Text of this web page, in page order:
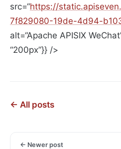
src=“https://
7f829080-19de-4d94-
alt=“Apache APISIX
“200px”}} />
← All posts
← Newer post